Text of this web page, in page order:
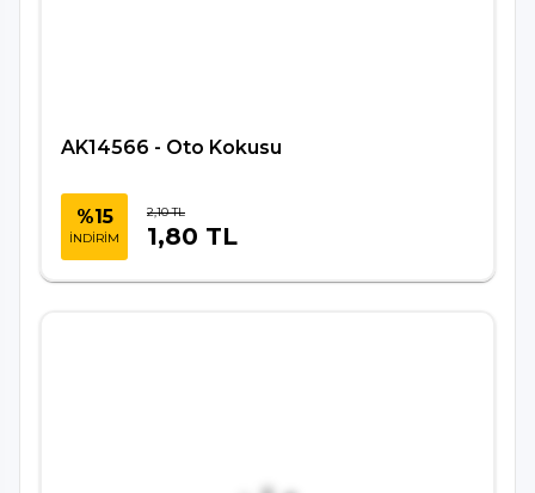
AK14566 - Oto Kokusu
%15
İNDİRİM
2,10 TL
1,80 TL